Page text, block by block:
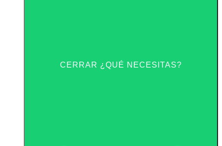
CERRAR ¿QUÉ NECESITAS?